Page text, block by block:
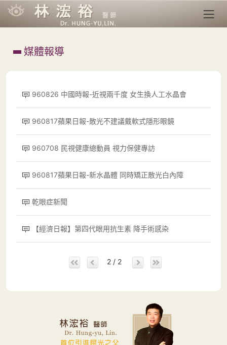
媒體報導
960826 中國時報-近視兩千度 女生換人工水晶會
960817蘋果日報-散光不建議戴軟式隱形眼鏡
960708 民視健康總動員 視力保健專訪
960817蘋果日報-新水晶體 同時矯正散光白內障
乾眼症新聞
【經濟日報】第四代眼用抗生素 降手術感染
2 / 2